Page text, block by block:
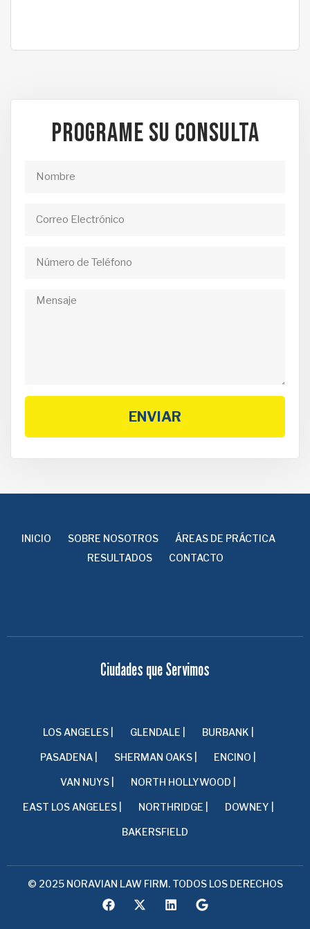
PROGRAME SU CONSULTA
ENVIAR
INICIO SOBRE NOSOTROS
ÁREAS DE PRÁCTICA
RESULTADOS
CONTACTO
Ciudades que Servimos
LOS ANGELES | GLENDALE | BURBANK |
PASADENA | SHERMAN OAKS | ENCINO |
VAN NUYS | NORTH HOLLYWOOD |
EAST LOS ANGELES | NORTHRIDGE | DOWNEY |
BAKERSFIELD
© 2025 NORAVIAN LAW FIRM. TODOS LOS DERECHOS